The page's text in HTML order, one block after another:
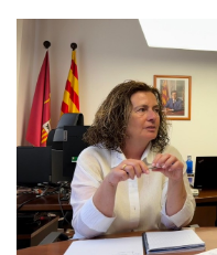
temps
Reportatges
Entrevistes
Enquestes
A
escena!
la
teva!
Subscriptors